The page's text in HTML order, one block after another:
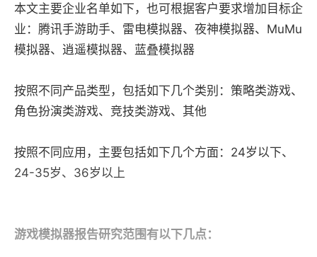
本文主要企业名单如下，也可根据客户要求增加目标企
业：腾讯手游助手、雷电模拟器、夜神模拟器、MuMu
模拟器、逍遥模拟器、蓝叠模拟器
按照不同产品类型，包括如下几个类别：策略类游戏、
角色扮演类游戏、竞技类游戏、其他
按照不同应用，主要包括如下几个方面：24岁以下、
24-35岁、36岁以上
游戏模拟器报告研究范围有以下几点：